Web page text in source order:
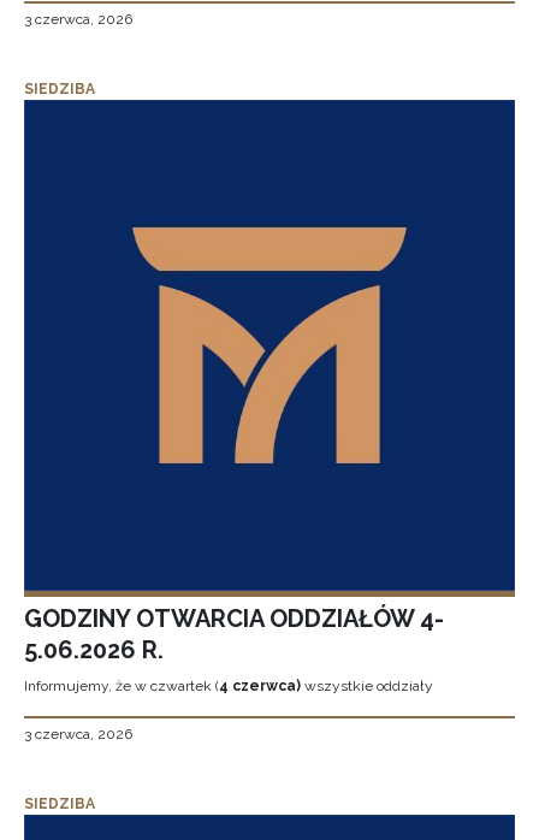
3 czerwca, 2026
SIEDZIBA
GODZINY OTWARCIA ODDZIAŁÓW 4-
5.06.2026 R.
Informujemy, że w czwartek (4 czerwca) wszystkie oddziały
3 czerwca, 2026
SIEDZIBA